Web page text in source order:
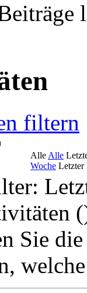
filtern
Alle Alle
Woche Letzter
(
Sie